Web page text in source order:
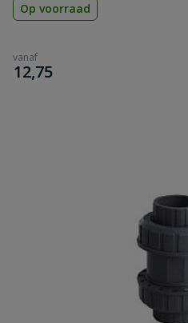
Op voorraad
vanaf
€
12,75